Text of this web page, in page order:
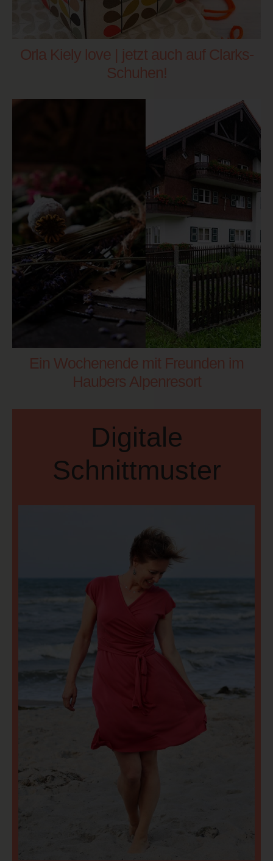
Orla Kiely love | jetzt auch auf Clarks-
Schuhen!
Ein Wochenende mit Freunden im
Haubers Alpenresort
Digitale
Schnittmuster